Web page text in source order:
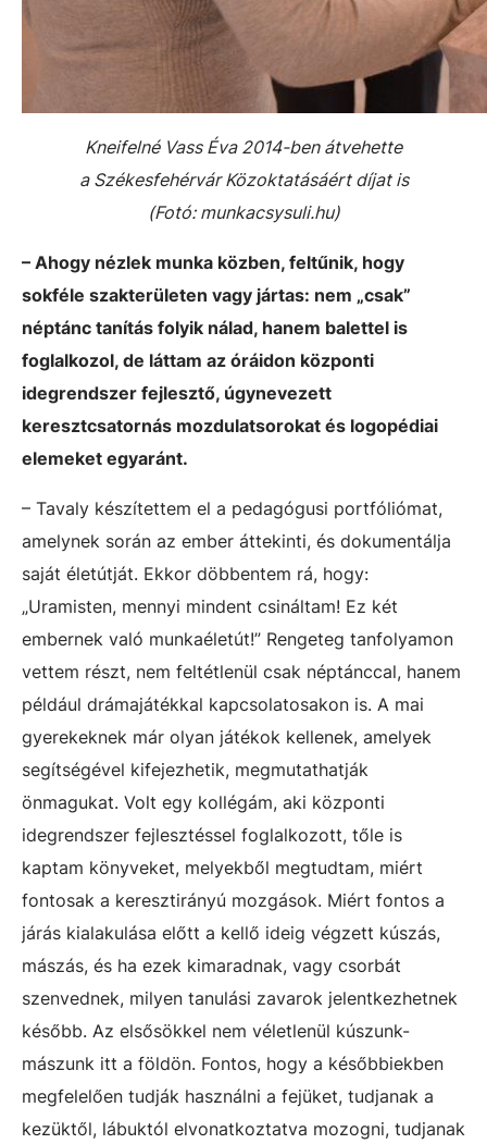
Kneifelné Vass Éva 2014-ben átvehette
a Székesfehérvár Közoktatásáért díjat is
(Fotó: munkacsysuli.hu)
– Ahogy nézlek munka közben, feltűnik, hogy
sokféle szakterületen vagy jártas: nem „csak”
néptánc tanítás folyik nálad, hanem balettel is
foglalkozol, de láttam az óráidon központi
idegrendszer fejlesztő, úgynevezett
keresztcsatornás mozdulatsorokat és logopédiai
elemeket egyaránt.
– Tavaly készítettem el a pedagógusi portfóliómat,
amelynek során az ember áttekinti, és dokumentálja
saját életútját. Ekkor döbbentem rá, hogy:
„Uramisten, mennyi mindent csináltam! Ez két
embernek való munkaéletút!” Rengeteg tanfolyamon
vettem részt, nem feltétlenül csak néptánccal, hanem
például drámajátékkal kapcsolatosakon is. A mai
gyerekeknek már olyan játékok kellenek, amelyek
segítségével kifejezhetik, megmutathatják
önmagukat. Volt egy kollégám, aki központi
idegrendszer fejlesztéssel foglalkozott, tőle is
kaptam könyveket, melyekből megtudtam, miért
fontosak a keresztirányú mozgások. Miért fontos a
járás kialakulása előtt a kellő ideig végzett kúszás,
mászás, és ha ezek kimaradnak, vagy csorbát
szenvednek, milyen tanulási zavarok jelentkezhetnek
később. Az elsősökkel nem véletlenül kúszunk-
mászunk itt a földön. Fontos, hogy a későbbiekben
megfelelően tudják használni a fejüket, tudjanak a
kezüktől, lábuktól elvonatkoztatva mozogni, tudjanak